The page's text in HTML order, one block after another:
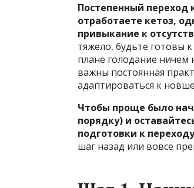
Постепенный переход
отработаете кетоз,
привыкание к
тяжело, будьте готовы
плане голодание ничем
важны постоянная
адаптироваться к
Чтобы проще было
порядку) и
подготовки к
шаг назад или вовсе